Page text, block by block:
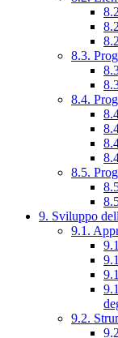
8.3.
8.4.
8.5.
9. Sviluppo
9.1.
9.2.